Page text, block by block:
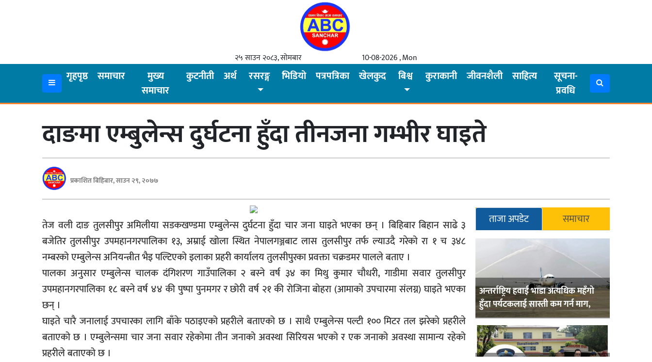
२५ साउन २०८३, सोमबार 10-08-2026 , Mon
गृहपृष्ठ समाचार
मुख्य
समाचार
कुटनीती अर्थ रसरङ्ग भिडियो पत्रपत्रिका खेलकुद बिश्व कुराकानी जीवनशैली साहित्य
सूचना-
प्रवधि
समाचार
पत्रपत्रिका
दाङमा एम्बुलेन्स दुर्घटना हुँदा तीनजना गम्भीर घाइते
प्रकाशित बिहिबार, साउन २९, २०७७
तेज वली दाङ तुलसीपुर अमिलीया सडकखण्डमा एम्बुलेन्स दुर्घटना हुँदा चार जना घाइते भएका छन् । बिहिबार बिहान साढे ३
बजेतिर तुलसीपुर उपमहानगरपालिका १३, अम्राई खोला स्थित नेपालगञ्जबाट लास तुलसीपुर तर्फ ल्याउदै गरेको रा १ च ३४८
नम्बरको एम्बुलेन्स अनियन्त्रीत भैइ पल्टिएको इलाका प्रहरी कार्यालय तुलसीपुरका प्रवक्ता चक्रडमर पालले बताए ।
पालका अनुसार एम्बुलेन्स चालक दंगिशरण गाउँपालिका २ बस्ने वर्ष ३४ का मिथु कुमार चौधरी, गाडीमा सवार तुलसीपुर
उपमहानगरपालिका १८ बस्ने वर्ष ४४ की पुष्पा पुनमगर र छोरी वर्ष २१ की रोजिना बोहरा (आमाको उपचारमा संलग्न) घाइते भएका
छन् ।
घाइते चारै जनालाई उपचारका लागि बाँके पठाइएको प्रहरीले बताएको छ । साथै एम्बुलेन्स पल्टी १०० मिटर तल झरेको प्रहरीले
बताएको छ । एम्बुलेन्समा चार जना सवार रहेकोमा तीन जनाको अवस्था सिरियस भएको र एक जनाको अवस्था सामान्य रहेको
प्रहरीले बताएको छ ।
ताजा अपडेट समाचार
अन्तर्राष्ट्रिय हवाई भाडा अत्यधिक महँगो
हुँदा पर्यटकलाई सास्ती कम गर्न माग,